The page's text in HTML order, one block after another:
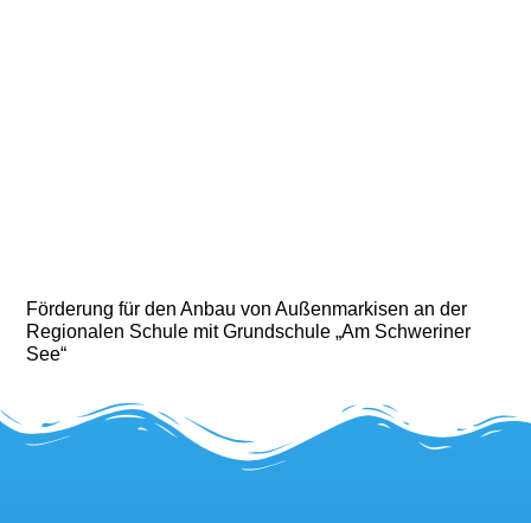
Förderung für den Anbau von Außenmarkisen an der
Regionalen Schule mit Grundschule „Am Schweriner
See“